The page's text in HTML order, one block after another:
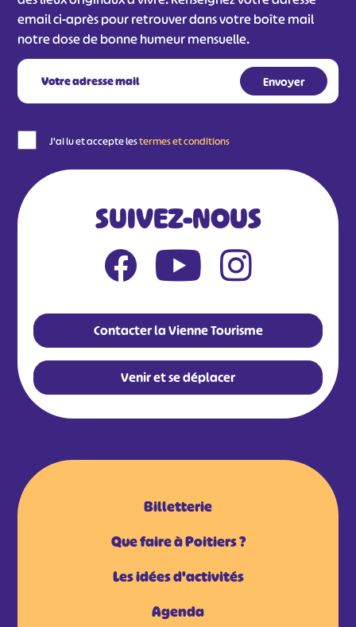
email ci-après pour retrouver dans votre boîte mail
notre dose de bonne humeur mensuelle.
J'ai lu et accepte lestermes et conditions
SUIVEZ-NOUS
Contacter la Vienne Tourisme
Venir et se déplacer
Billetterie
Que faire à Poitiers ?
Les idées d'activités
Agenda